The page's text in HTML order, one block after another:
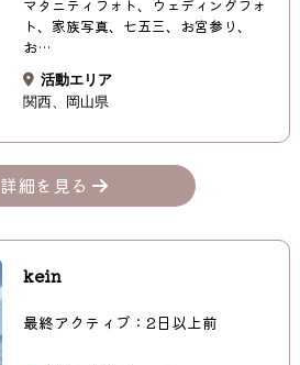
マタニティフォト、ウェディングフォ
ト、家族写真、七五三、お宮参り、
お…
活動エリア
関西
岡山県
詳細を見る
kein
最終アクティブ：2日以上前